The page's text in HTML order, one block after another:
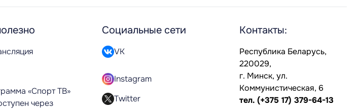
«Спорт ТВ»
через
Социальные сети
VK
Instagram
Twitter
Контакты:
Республика Беларусь,
220029,
г. Минск, ул.
Коммунистическая, 6
тел. (+375 17) 379-64-13